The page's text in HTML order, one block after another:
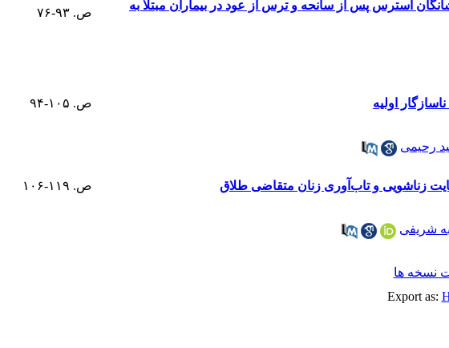
استرس پس از سانحه و ترس از عود در بیماران مبتلا به
ص. ۹۳-۷۶
اولیه
ص. ۱۰۵-۹۴
رحیمی
زناشویی و تاب‌آوری زنان متقاضی طلاق
ص. ۱۱۹-۱۰۶
شریفی
نسخه ها
Export as: